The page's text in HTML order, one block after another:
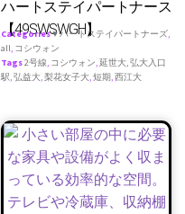
ハートステイパートナース
【49SWSWGH】
Categories♥ ハートステイパートナーズ,
all, コシウォン
Tags2号線, コシウォン,延世大,弘大入口
駅,弘益大,梨花女子大,短期,西江大